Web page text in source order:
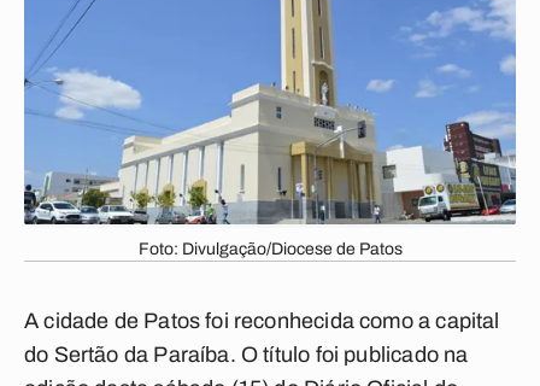
Foto: Divulgação/Diocese de Patos
A cidade de Patos foi reconhecida como a capital
do Sertão da Paraíba. O título foi publicado na